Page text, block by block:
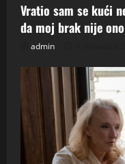
Vratio sam se kući
da moj brak nije
admin